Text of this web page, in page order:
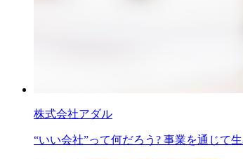
株式会社アダル
“いい会社”って何だろう? 事業を通じて